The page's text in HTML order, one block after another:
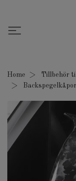
Home
Tillbehör